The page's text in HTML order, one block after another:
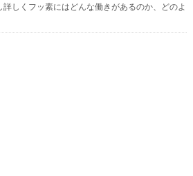
詳しくフッ素にはどんな働きがあるのか、どのよ